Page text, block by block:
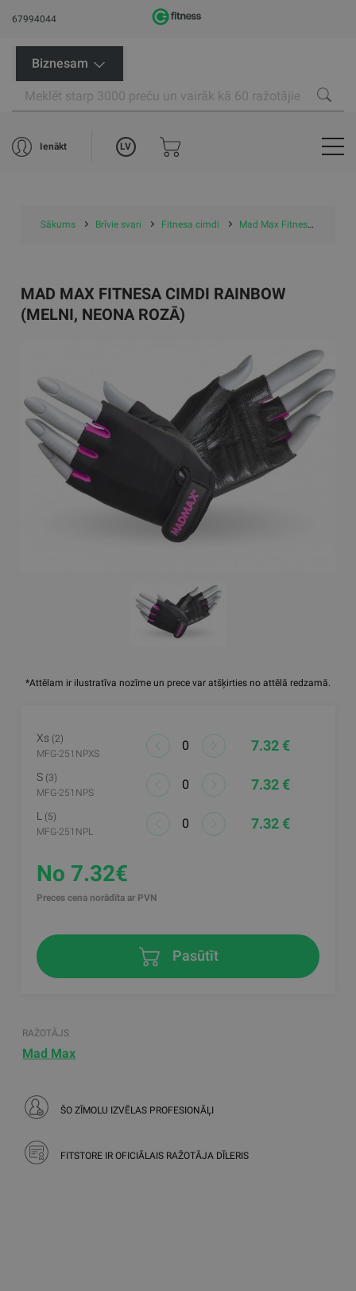
67994044
Biznesam
Ienākt LV
Sākums Brīvie svari Fitnesa cimdi Mad Max Fitnesa cimdi Rainbow (melni, neona rozā)
*Attēlam ir ilustratīva nozīme un prece var atšķirties no attēlā redzamā.
MAD MAX FITNESA CIMDI RAINBOW
(MELNI, NEONA ROZĀ)
Xs (2)
MFG-251NPXS
7.32 €
S (3)
MFG-251NPS
7.32 €
L (5)
MFG-251NPL
7.32 €
No 7.32€
Preces cena norādīta ar PVN
Pasūtīt
RAŽOTĀJS
Mad Max
ŠO ZĪMOLU IZVĒLAS PROFESIONĀĻI
FITSTORE IR OFICIĀLAIS RAŽOTĀJA DĪLERIS